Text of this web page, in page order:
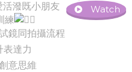
Watch
活潑既小朋友
練
鏡同拍攝流程
表達力
意思維